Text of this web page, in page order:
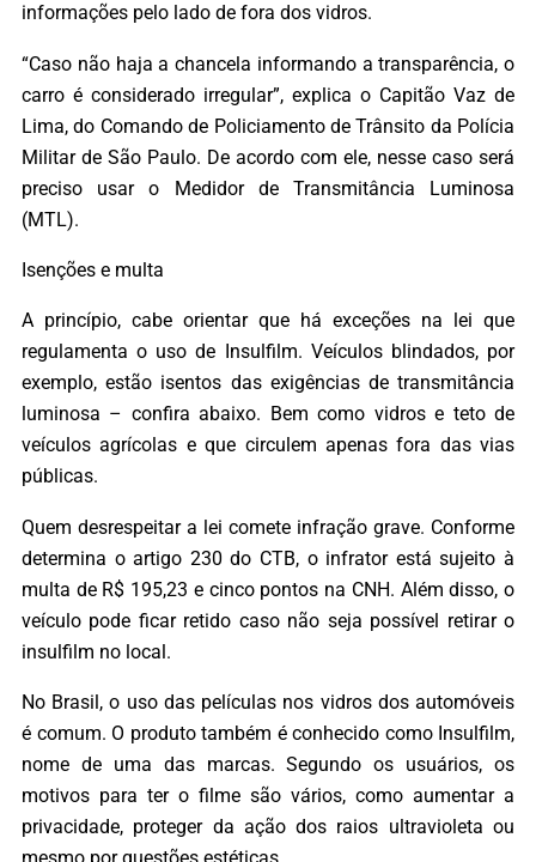
informações pelo lado de fora dos vidros.
“Caso não haja a chancela informando a transparência, o
carro é considerado irregular”, explica o Capitão Vaz de
Lima, do Comando de Policiamento de Trânsito da Polícia
Militar de São Paulo. De acordo com ele, nesse caso será
preciso usar o Medidor de Transmitância Luminosa
(MTL).
Isenções e multa
A princípio, cabe orientar que há exceções na lei que
regulamenta o uso de Insulfilm. Veículos blindados, por
exemplo, estão isentos das exigências de transmitância
luminosa – confira abaixo. Bem como vidros e teto de
veículos agrícolas e que circulem apenas fora das vias
públicas.
Quem desrespeitar a lei comete infração grave. Conforme
determina o artigo 230 do CTB, o infrator está sujeito à
multa de R$ 195,23 e cinco pontos na CNH. Além disso, o
veículo pode ficar retido caso não seja possível retirar o
insulfilm no local.
No Brasil, o uso das películas nos vidros dos automóveis
é comum. O produto também é conhecido como Insulfilm,
nome de uma das marcas. Segundo os usuários, os
motivos para ter o filme são vários, como aumentar a
privacidade, proteger da ação dos raios ultravioleta ou